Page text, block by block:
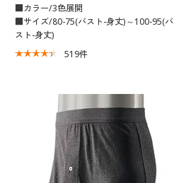
■カラー/3色展開
■サイズ/80-75(バスト-身丈)～100-95(バ
スト-身丈)
519件